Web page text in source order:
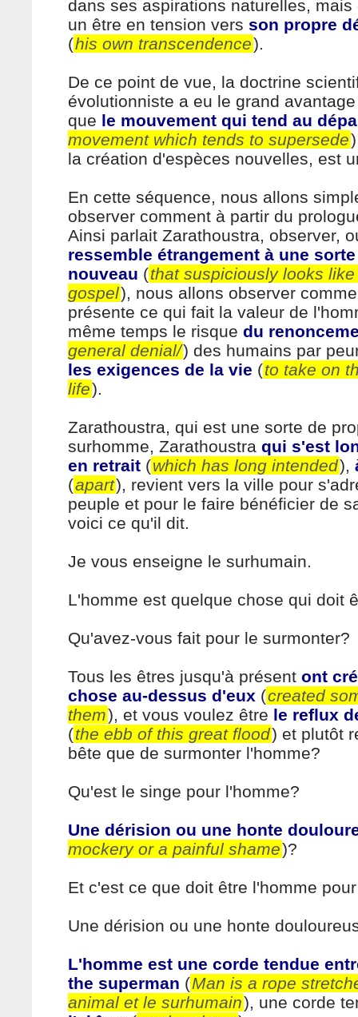
dans ses aspirations naturelles, mais
un être en tension vers son propre
(his own transcendence).
De ce point de vue, la doctrine
évolutionniste a eu le grand
que le mouvement qui tend au
movement which tends to supersede
la création d'espèces nouvelles, est
En cette séquence, nous allons
observer comment à partir du
Ainsi parlait Zarathoustra, observer,
ressemble étrangement à une
nouveau (that suspiciously looks
gospel), nous allons observer
présente ce qui fait la valeur de
même temps le risque du
general denial/) des humains par
les exigences de la vie (to take on
life).
Zarathoustra, qui est une sorte de
surhomme, Zarathoustra qui s'est
en retrait (which has long intended),
(apart), revient vers la ville pour
peuple et pour le faire bénéficier de
voici ce qu'il dit.
Je vous enseigne le surhumain.
L'homme est quelque chose qui doit
Qu'avez-vous fait pour le surmonter?
Tous les êtres jusqu'à présent ont
chose au-dessus d'eux (created
them), et vous voulez être le reflux
(the ebb of this great flood) et plutôt
bête que de surmonter l'homme?
Qu'est le singe pour l'homme?
Une dérision ou une honte
mockery or a painful shame)?
Et c'est ce que doit être l'homme
Une dérision ou une honte
L'homme est une corde tendue
the superman (Man is a rope
animal et le surhumain), une corde